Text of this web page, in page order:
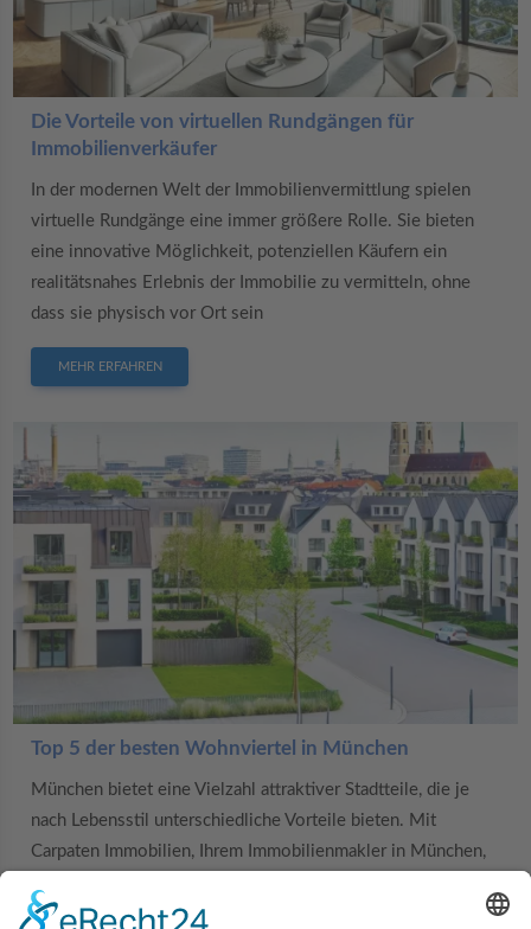
Die Vorteile von virtuellen Rundgängen für
Immobilienverkäufer
In der modernen Welt der Immobilienvermittlung spielen
virtuelle Rundgänge eine immer größere Rolle. Sie bieten
eine innovative Möglichkeit, potenziellen Käufern ein
realitätsnahes Erlebnis der Immobilie zu vermitteln, ohne
dass sie physisch vor Ort sein
MEHR ERFAHREN
Top 5 der besten Wohnviertel in München
München bietet eine Vielzahl attraktiver Stadtteile, die je
nach Lebensstil unterschiedliche Vorteile bieten. Mit
Carpaten Immobilien, Ihrem Immobilienmakler in München,
passt. Hier sind die fünf besten Wohnviertel in München: 1.